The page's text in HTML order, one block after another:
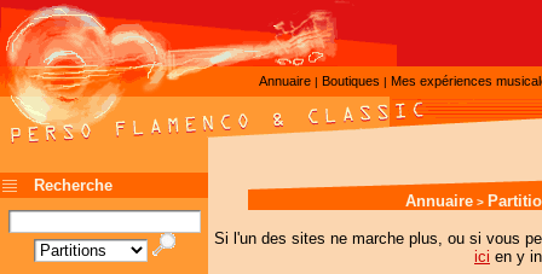
Annuaire | Boutiques | Mes expériences
Recherche
Annuaire >
Si l'un des sites ne marche plus, ou si vous
ici en y